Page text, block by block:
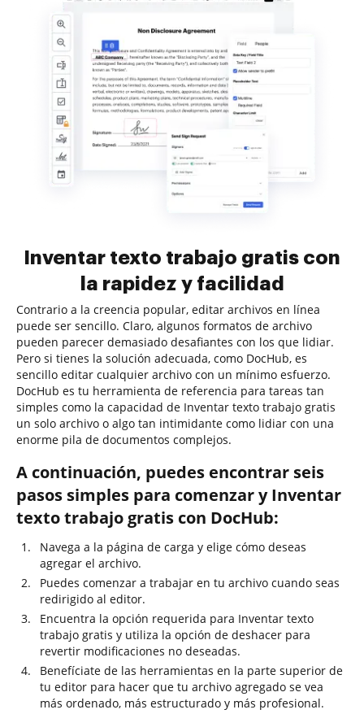
Inventar texto trabajo gratis con
la rapidez y facilidad
Contrario a la creencia popular, editar archivos en línea
puede ser sencillo. Claro, algunos formatos de archivo
pueden parecer demasiado desafiantes con los que lidiar.
Pero si tienes la solución adecuada, como DocHub, es
sencillo editar cualquier archivo con un mínimo esfuerzo.
DocHub es tu herramienta de referencia para tareas tan
simples como la capacidad de Inventar texto trabajo gratis
un solo archivo o algo tan intimidante como lidiar con una
enorme pila de documentos complejos.
A continuación, puedes encontrar seis
pasos simples para comenzar y Inventar
texto trabajo gratis con DocHub:
Navega a la página de carga y elige cómo deseas
agregar el archivo.
Puedes comenzar a trabajar en tu archivo cuando seas
redirigido al editor.
Encuentra la opción requerida para Inventar texto
trabajo gratis y utiliza la opción de deshacer para
revertir modificaciones no deseadas.
Benefíciate de las herramientas en la parte superior de
tu editor para hacer que tu archivo agregado se vea
más ordenado, más estructurado y más profesional.